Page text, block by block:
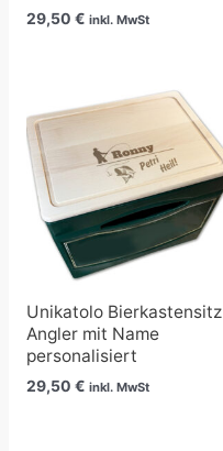
29,50 € inkl. MwSt
Unikatolo Bierkastensitz
Angler mit Name
personalisiert
29,50 € inkl. MwSt